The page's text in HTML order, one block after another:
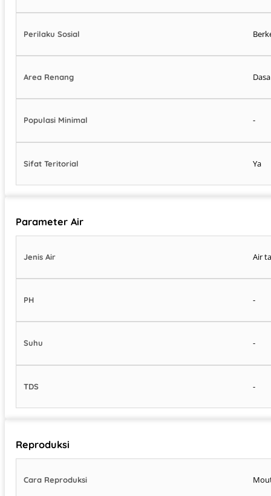
Perilaku Sosial
Area Renang
Populasi Minimal -
Sifat Teritorial Ya
Parameter Air
Jenis Air Air
PH -
Suhu -
TDS -
Reproduksi
Cara Reproduksi